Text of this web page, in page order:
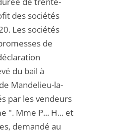
des sociétés
Les sociétés
de
du bail à
Mandelieu-la-
par les vendeurs
". Mme P... H... et
demandé au